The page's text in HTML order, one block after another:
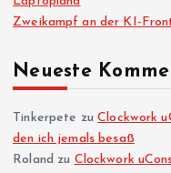
Zweikampf an der KI-
Neueste
Tinkerpete zuClockwork
den ich jemals besaß
Roland zu Clockwork